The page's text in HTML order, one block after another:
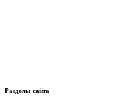
Разделы сайта